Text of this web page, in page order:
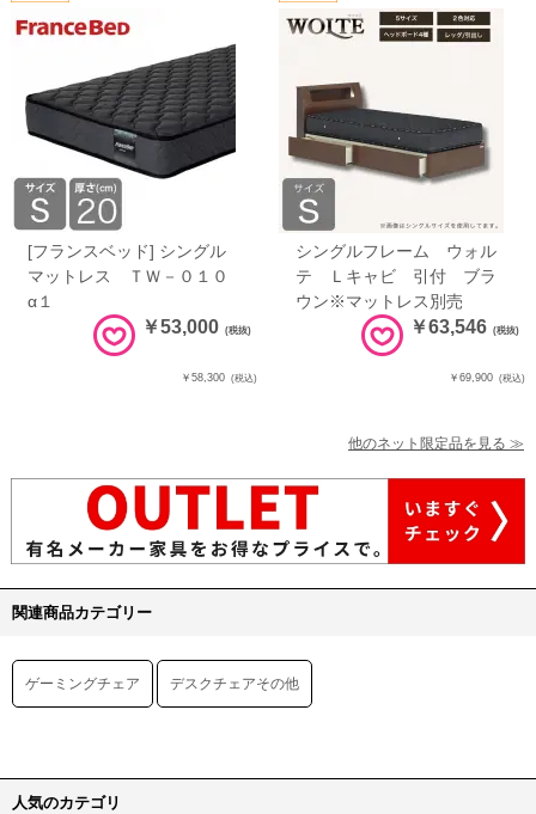
[フランスベッド] シングル
マットレス ＴＷ－０１０
α１
￥53,000 (税抜)
￥58,300 (税込)
シングルフレーム ウォル
テ Ｌキャビ 引付 ブラ
ウン※マットレス別売
￥63,546 (税抜)
￥69,900 (税込)
他のネット限定品を見る ≫
関連商品カテゴリー
ゲーミングチェア デスクチェアその他
人気のカテゴリ